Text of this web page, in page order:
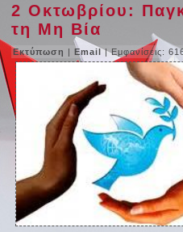
2 Οκτωβρίου:
τη Μη Βία
Εκτύπωση |Email| Εμφανίσεις: